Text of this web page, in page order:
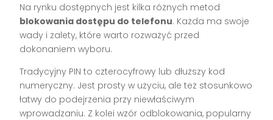
Na rynku dostępnych jest kilka różnych metod
blokowania dostępu do telefonu. Każda ma swoje
wady i zalety, które warto rozważyć przed
dokonaniem wyboru.
Tradycyjny PIN to czterocyfrowy lub dłuższy kod
numeryczny. Jest prosty w użyciu, ale też stosunkowo
łatwy do podejrzenia przy niewłaściwym
wprowadzaniu. Z kolei wzór odblokowania, popularny